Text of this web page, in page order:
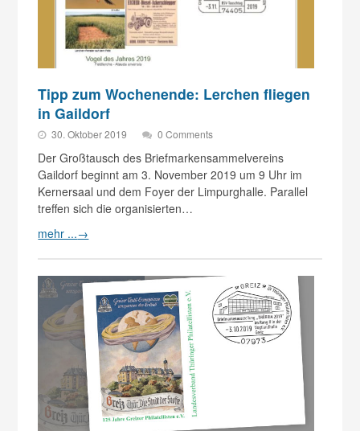
Tipp zum Wochenende: Lerchen fliegen
in Gaildorf
30. Oktober 2019 0 Comments
Der Großtausch des Briefmarkensammelvereins
Gaildorf beginnt am 3. November 2019 um 9 Uhr im
Kernersaal und dem Foyer der Limpurghalle. Parallel
treffen sich die organisierten…
mehr ...→